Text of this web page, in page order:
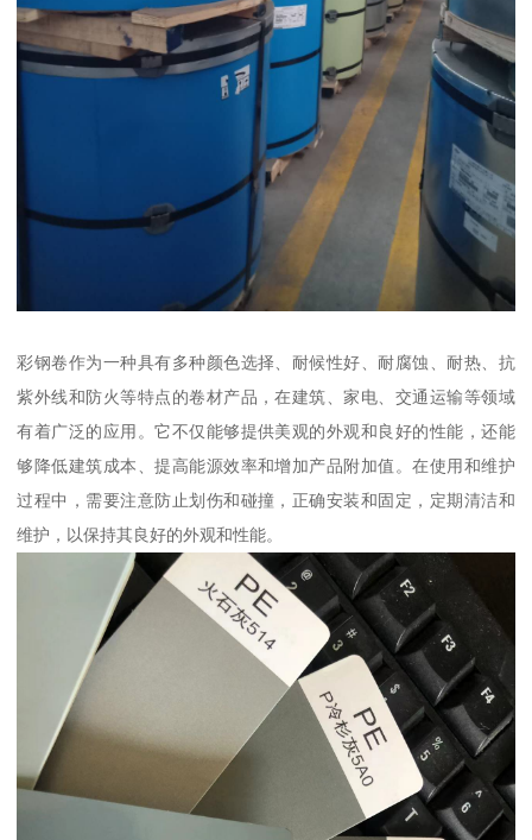
彩钢卷作为一种具有多种颜色选择、耐候性好、耐腐蚀、耐热、抗
紫外线和防火等特点的卷材产品，在建筑、家电、交通运输等领域
有着广泛的应用。它不仅能够提供美观的外观和良好的性能，还能
够降低建筑成本、提高能源效率和增加产品附加值。在使用和维护
过程中，需要注意防止划伤和碰撞，正确安装和固定，定期清洁和
维护，以保持其良好的外观和性能。